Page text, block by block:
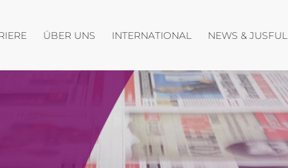
Menü öffnen
ÜBER UNS Menü öffnen
INTERNATIONAL Menü öffnen
NEWS & JUSFUL